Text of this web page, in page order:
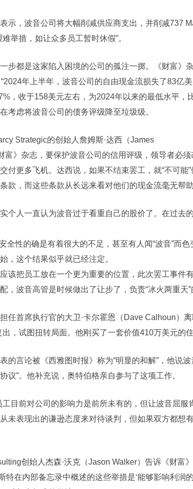
示，波音公司将大幅削减供应商支出，并削减737
举措，如让众多员工暂时休假”。
步都是这家陷入困境的公司的孤注一掷。《财富》
年上半年，波音公司的自由现金流损失了83亿
，收于158美元左右，为2024年以来的最低水平，
考虑将波音公司的债务评级降至垃圾级。
Strategic的创始人詹姆斯·达西（James
富》杂志，要保护波音公司的信用评级，领导者必
付更多飞机。达西说，如果不结束罢工，就“不可能
款，而这些条款从长远来看对他们的现金流毫无帮
个人一直认为波音过于看重自己的股价了。在过去
全性的确是有着很大的不足，甚至有人闻“波音”而
，这个结果似乎就已经注定。
该把员工放在一个更为重要的位置，此次罢工事件
，波音高管是时候做出了让步了，负责“冰火两重天
担任首席执行官的大卫·卡尔霍恩（Dave Calhoun）
，试图扭转局面。他刚买了一套价值410万美元的住
的言论被《西雅图时报》称为“明显的和解”，他说
议”。他补充说，奥特伯格亲自参与了这项工作。
工目前对公司的影响力是前所未有的，但让波音屈
未表现出的谦逊态度来对待谈判，但如果双方都想
创始人杰森·沃克（Jason Walker）告诉《财富
特在内部备忘录中概述的这些举措是‘能够影响利润